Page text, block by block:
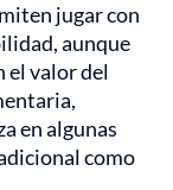
jugar con
aunque
el valor del
en algunas
como